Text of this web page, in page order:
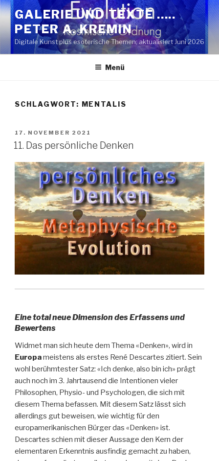
Zum
Inhalt
springen
GALERIE UND TEXTE …..
PETER A. KREMIN
Digitale Kunst plus esoterische Themen; aktualisiert Juni 2026
Menü
SCHLAGWORT: MENTALIS
VERÖFFENTLICHT
AM
17. NOVEMBER 2021
11. Das persönliche Denken
Eine total neue Dimension des Erfassens und
Bewertens
Widmet man sich heute dem Thema «Denken», wird in
Europameistens als erstes René Descartes zitiert. Sein
wohl berühmtester Satz: «Ich denke, also bin ich» prägt
auch noch im 3. Jahrtausend die Intentionen vieler
Philosophen, Physio- und Psychologen, die sich mit
diesem Thema befassen. Mit diesem Satz lässt sich
allerdings gut beweisen, wie wichtig für den
europamerikanischen Bürger das «Denken» ist.
Descartes schien mit dieser Aussage den Kern der
elementaren Erkenntnis ausfindig gemacht zu haben,